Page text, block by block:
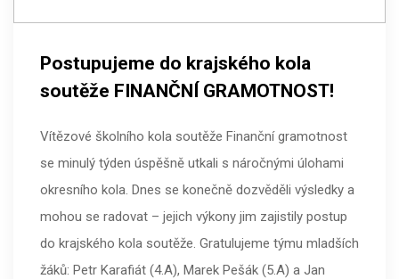
Postupujeme do krajského kola
soutěže FINANČNÍ GRAMOTNOST!
Vítězové školního kola soutěže Finanční gramotnost
se minulý týden úspěšně utkali s náročnými úlohami
okresního kola. Dnes se konečně dozvěděli výsledky a
mohou se radovat – jejich výkony jim zajistily postup
do krajského kola soutěže. Gratulujeme týmu mladších
žáků: Petr Karafiát (4.A), Marek Pešák (5.A) a Jan